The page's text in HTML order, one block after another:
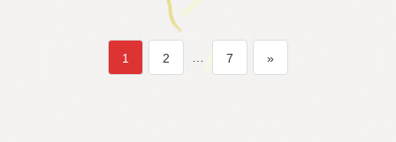
ペ1 ペ
2 ペ
7 »